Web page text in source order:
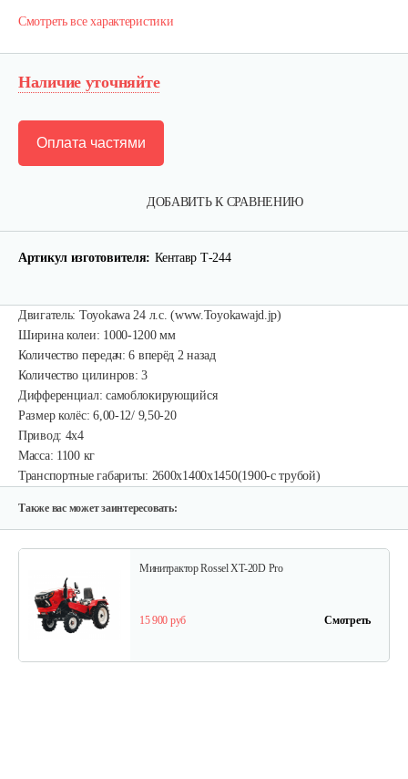
Смотреть все характеристики
Наличие уточняйте
ДОБАВИТЬ К СРАВНЕНИЮ
Оплата частями
Артикул изготовителя: Кентавр Т-244
Двигатель: Toyokawa 24 л.с. (www.Toyokawajd.jp)
Ширина колеи: 1000-1200 мм
Количество передач: 6 вперёд 2 назад
Количество цилинров: 3
Дифференциал: самоблокирующийся
Размер колёс: 6,00-12/ 9,50-20
Привод: 4x4
Масса: 1100 кг
Транспортные габариты: 2600х1400х1450(1900-с трубой)
Также вас может заинтересовать:
Минитрактор Rossel XT-20D Pro
15 900 руб Смотреть